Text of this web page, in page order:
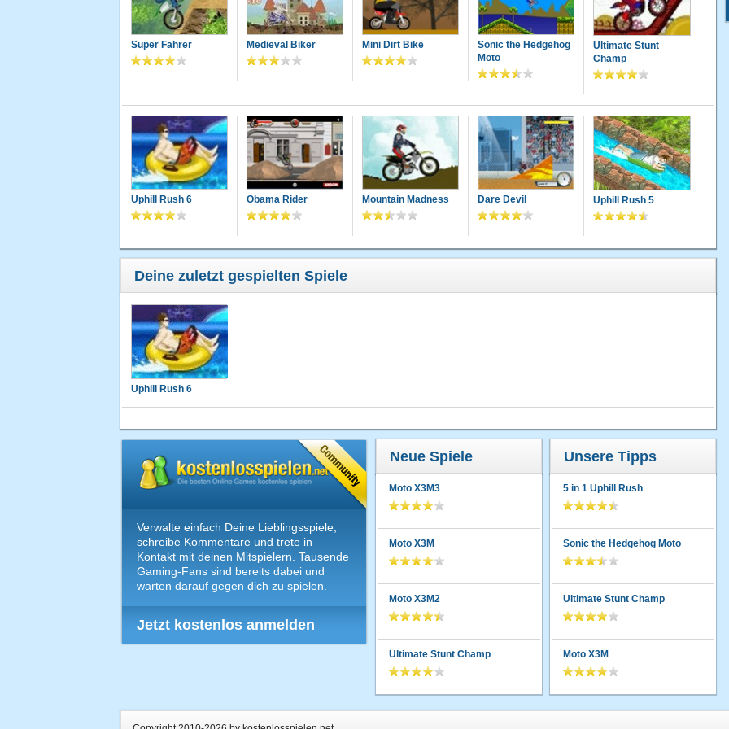
Super Fahrer Medieval Biker Mini Dirt Bike
Sonic the Hedgehog
Moto
Ultimate Stunt
Champ
Uphill Rush 6 Obama Rider Mountain Madness Dare Devil Uphill Rush 5
Deine zuletzt gespielten Spiele
Uphill Rush 6
Verwalte einfach Deine Lieblingsspiele,
schreibe Kommentare und trete in
Kontakt mit deinen Mitspielern. Tausende
Gaming-Fans sind bereits dabei und
warten darauf gegen dich zu spielen.
Jetzt kostenlos anmelden
Neue Spiele
Moto X3M3
Moto X3M
Moto X3M2
Ultimate Stunt Champ
Unsere Tipps
5 in 1 Uphill Rush
Sonic the Hedgehog Moto
Ultimate Stunt Champ
Moto X3M